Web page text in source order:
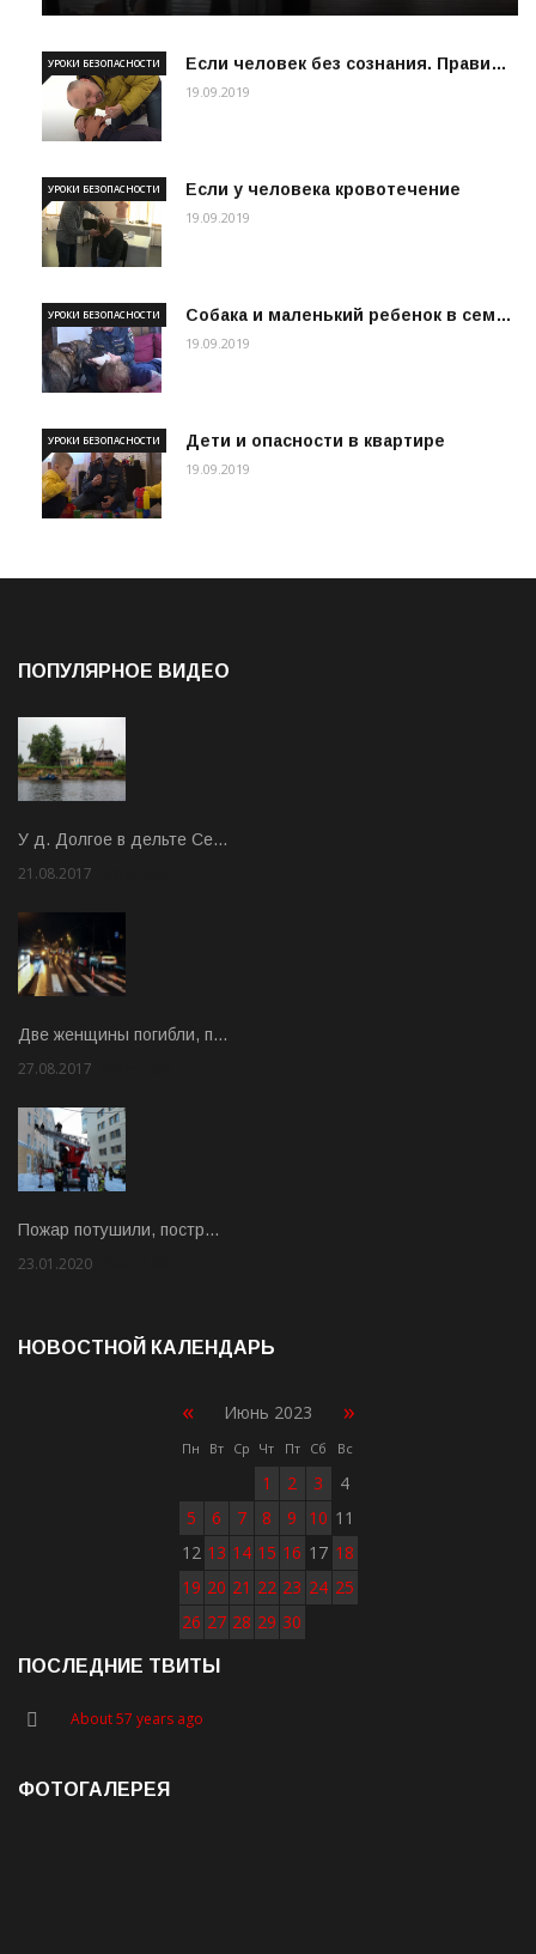
Если человек без сознания. Прави…
УРОКИ БЕЗОПАСНОСТИ
19.09.2019
Если у человека кровотечение
УРОКИ БЕЗОПАСНОСТИ
19.09.2019
Собака и маленький ребенок в сем…
УРОКИ БЕЗОПАСНОСТИ
19.09.2019
Дети и опасности в квартире
УРОКИ БЕЗОПАСНОСТИ
19.09.2019
ПОПУЛЯРНОЕ ВИДЕО
У д. Долгое в дельте Се…
21.08.2017
Две женщины погибли, п…
27.08.2017
Пожар потушили, постр…
23.01.2020
НОВОСТНОЙ КАЛЕНДАРЬ
« Июнь 2023 »
Пн Вт Ср Чт Пт Сб Вс
1 2 3
4
5
6 7 8 9 10 11
12 13 14 15 16 17 18
19 20 21 22 23 24 25
26 27 28 29 30
ПОСЛЕДНИЕ ТВИТЫ
About 57 years ago
ФОТОГАЛЕРЕЯ